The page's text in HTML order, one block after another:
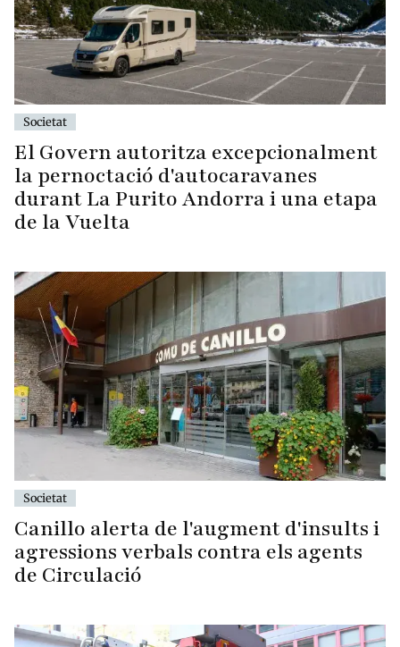
Societat
El Govern autoritza excepcionalment
la pernoctació d'autocaravanes
durant La Purito Andorra i una etapa
de la Vuelta
Societat
Canillo alerta de l'augment d'insults i
agressions verbals contra els agents
de Circulació